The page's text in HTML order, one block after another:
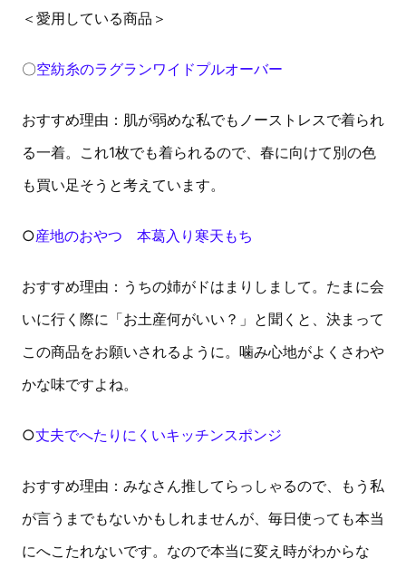
＜愛用している商品＞
〇空紡糸のラグランワイドプルオーバー
おすすめ理由：肌が弱めな私でもノーストレスで着られ
る一着。これ1枚でも着られるので、春に向けて別の色
も買い足そうと考えています。
○産地のおやつ 本葛入り寒天もち
おすすめ理由：うちの姉がドはまりしまして。たまに会
いに行く際に「お土産何がいい？」と聞くと、決まって
この商品をお願いされるように。噛み心地がよくさわや
かな味ですよね。
○丈夫でへたりにくいキッチンスポンジ
おすすめ理由：みなさん推してらっしゃるので、もう私
が言うまでもないかもしれませんが、毎日使っても本当
にへこたれないです。なので本当に変え時がわからな